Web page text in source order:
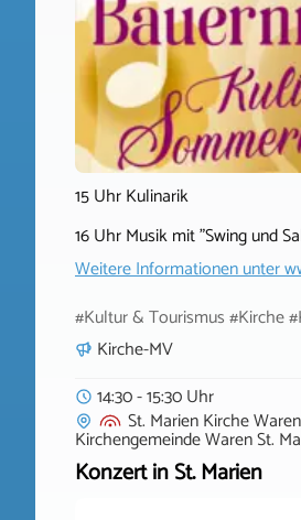
15 Uhr Kulinarik
16 Uhr Musik mit "Swing und
Weitere Informationen unter
#Kultur & Tourismus #Kirche
Kirche-MV
14:30 - 15:30 Uhr
St. Marien Kirche
Kirchengemeinde Waren St.
Konzert in St. Marien